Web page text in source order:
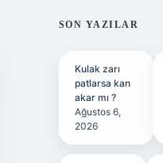
SON YAZILAR
Kulak zarı
patlarsa kan
akar mı ?
Ağustos 6,
2026